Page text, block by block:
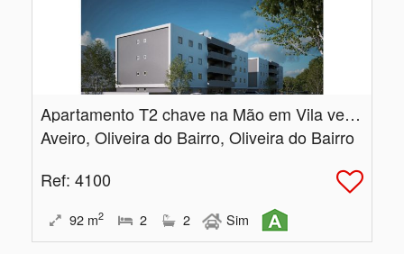
Apartamento T2 chave na Mão em Vila verde
Aveiro, Oliveira do Bairro, Oliveira do Bairro
Ref: 4100
92 m2 2 2 Sim